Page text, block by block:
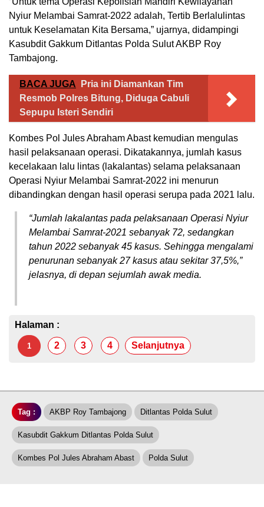
Nyiur Melambai Samrat-2022 adalah, Tertib Berlalulintas
untuk Keselamatan Kita Bersama,” ujarnya, didampingi
Kasubdit Gakkum Ditlantas Polda Sulut AKBP Roy
Tambajong.
BACA JUGA
Pria ini Diamankan Tim
Resmob Polres Bitung, Diduga Cabuli
Sepupu Isteri Sendiri
Kombes Pol Jules Abraham Abast kemudian mengulas
hasil pelaksanaan operasi. Dikatakannya, jumlah kasus
kecelakaan lalu lintas (lakalantas) selama pelaksanaan
Operasi Nyiur Melambai Samrat-2022 ini menurun
dibandingkan dengan hasil operasi serupa pada 2021 lalu.
“Jumlah lakalantas pada pelaksanaan Operasi Nyiur
Melambai Samrat-2021 sebanyak 72, sedangkan
tahun 2022 sebanyak 45 kasus. Sehingga mengalami
penurunan sebanyak 27 kasus atau sekitar 37,5%,”
jelasnya, di depan sejumlah awak media.
Halaman :
1 2 3 4 Selanjutnya
Tag : AKBP Roy Tambajong Ditlantas Polda Sulut
Kasubdit Gakkum Ditlantas Polda Sulut
Kombes Pol Jules Abraham Abast Polda Sulut